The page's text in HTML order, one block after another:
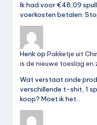
Ik had voor €48,09
voerkosten betalen.
Henkop Pakketje uit
is de nieuwe toeslag en
Wat verstaat onde
verschillende t-shit, 1
koop? Moet ik het…